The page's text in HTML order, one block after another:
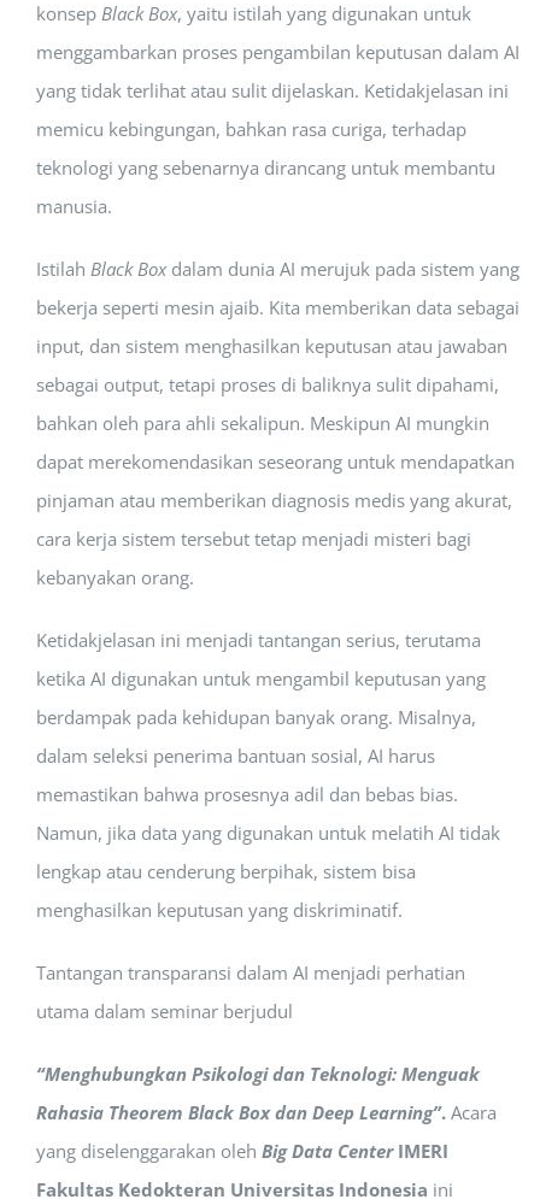
konsep Black Box, yaitu istilah yang digunakan untuk
menggambarkan proses pengambilan keputusan dalam AI
yang tidak terlihat atau sulit dijelaskan. Ketidakjelasan ini
memicu kebingungan, bahkan rasa curiga, terhadap
teknologi yang sebenarnya dirancang untuk membantu
manusia.
Istilah Black Boxdalam dunia AI merujuk pada sistem yang
bekerja seperti mesin ajaib. Kita memberikan data sebagai
input, dan sistem menghasilkan keputusan atau jawaban
sebagai output, tetapi proses di baliknya sulit dipahami,
bahkan oleh para ahli sekalipun. Meskipun AI mungkin
dapat merekomendasikan seseorang untuk mendapatkan
pinjaman atau memberikan diagnosis medis yang akurat,
cara kerja sistem tersebut tetap menjadi misteri bagi
kebanyakan orang.
Ketidakjelasan ini menjadi tantangan serius, terutama
ketika AI digunakan untuk mengambil keputusan yang
berdampak pada kehidupan banyak orang. Misalnya,
dalam seleksi penerima bantuan sosial, AI harus
memastikan bahwa prosesnya adil dan bebas bias.
Namun, jika data yang digunakan untuk melatih AI tidak
lengkap atau cenderung berpihak, sistem bisa
menghasilkan keputusan yang diskriminatif.
Tantangan transparansi dalam AI menjadi perhatian
utama dalam seminar berjudul
“Menghubungkan Psikologi dan Teknologi: Menguak
Rahasia Theorem Black Box dan Deep Learning”.Acara
yang diselenggarakan oleh Big Data CenterIMERI
Fakultas Kedokteran Universitas Indonesia ini